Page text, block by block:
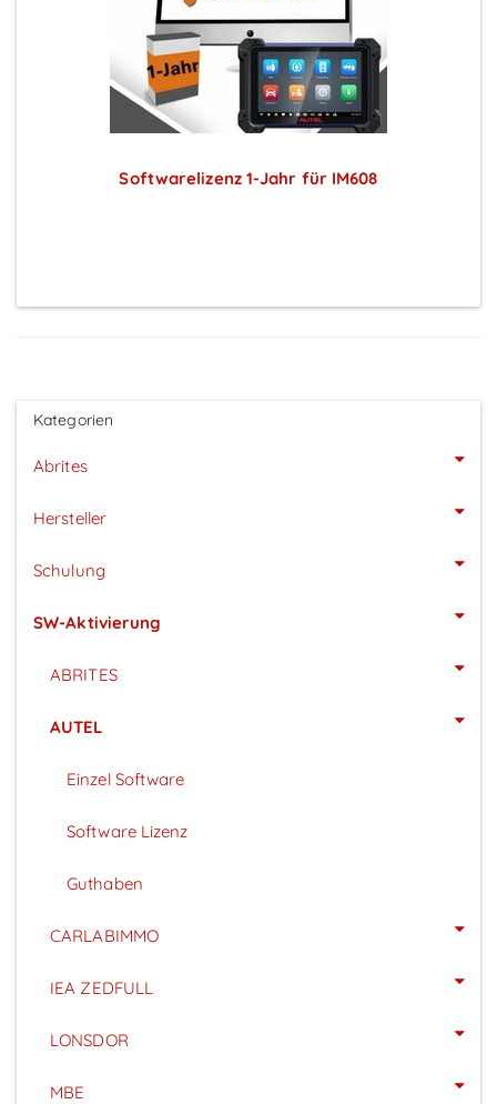
Softwarelizenz 1-Jahr für IM608
Kategorien
Abrites
Hersteller
Schulung
SW-Aktivierung
ABRITES
AUTEL
Einzel Software
Software Lizenz
Guthaben
CARLABIMMO
IEA ZEDFULL
LONSDOR
MBE